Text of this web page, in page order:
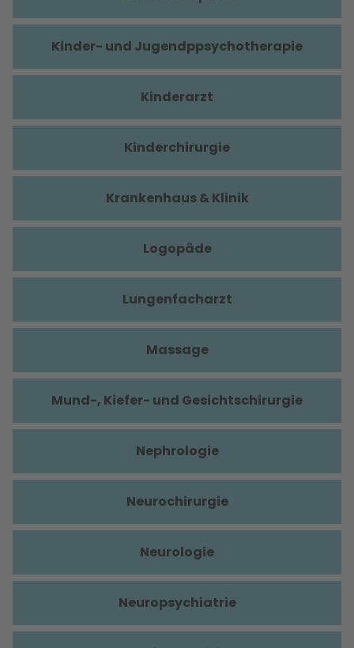
Kinder- und Jugendppsychotherapie
Kinderarzt
Kinderchirurgie
Krankenhaus & Klinik
Logopäde
Lungenfacharzt
Massage
Mund-, Kiefer- und Gesichtschirurgie
Nephrologie
Neurochirurgie
Neurologie
Neuropsychiatrie